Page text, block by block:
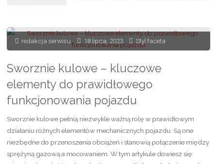
–
czy
warto
wybrać
plażowe
redakcja serwisu 18 lipca, 2023 Styl faceta
Sworznie kulowe – kluczowe
elementy do prawidłowego
funkcjonowania pojazdu
Sworznie kulowe pełnią niezwykle ważną rolę w prawidłowym
działaniu różnych elementów mechanicznych pojazdu. Są one
niezbędne do przenoszenia obciążeń i stanowią połączenie między
sprężyną gazową a mocowaniem. W tym artykule dowiesz się